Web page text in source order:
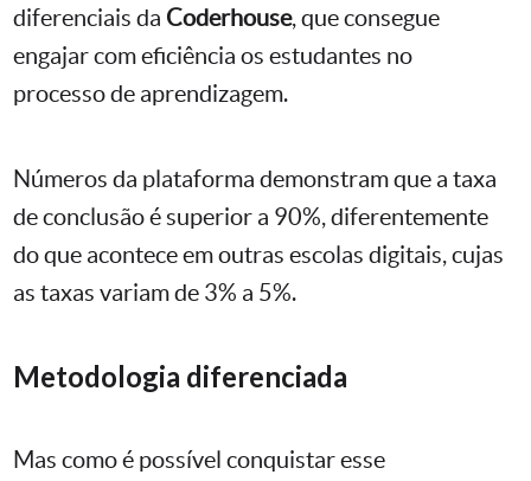
diferenciais da Coderhouse, que consegue
engajar com eficiência os estudantes no
processo de aprendizagem.
Números da plataforma demonstram que a taxa
de conclusão é superior a 90%, diferentemente
do que acontece em outras escolas digitais, cujas
as taxas variam de 3% a 5%.
Metodologia diferenciada
Mas como é possível conquistar esse